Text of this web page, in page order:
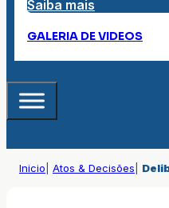
Saiba mais
GALERIA DE VIDEOS
Inicio Atos & Decisões